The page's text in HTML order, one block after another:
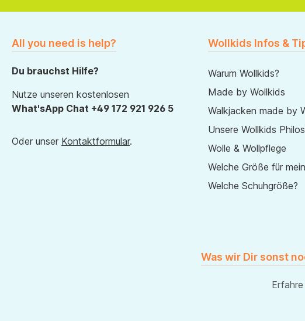
All you need is help?
Du brauchst Hilfe?
Nutze unseren kostenlosen
What'sApp Chat +49 172 921 926 5
Oder unser Kontaktformular.
Wollkids Infos &
Warum Wollkids?
Made by Wollkids
Walkjacken made by
Unsere Wollkids
Wolle & Wollpflege
Welche Größe für
Welche Schuhgröße?
Was wir Dir sonst